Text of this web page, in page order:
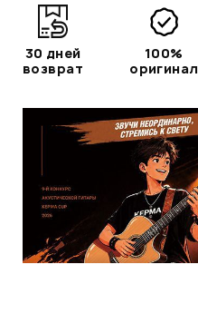
30 дней
возврат
100%
оригинал